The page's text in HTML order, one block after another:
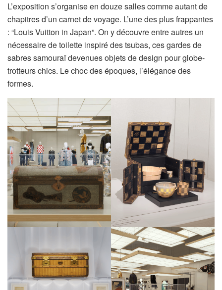
L’exposition s’organise en douze salles comme autant de
chapitres d’un carnet de voyage. L’une des plus frappantes
: “Louis Vuitton in Japan”. On y découvre entre autres un
nécessaire de toilette inspiré des tsubas, ces gardes de
sabres samouraï devenues objets de design pour globe-
trotteurs chics. Le choc des époques, l’élégance des
formes.